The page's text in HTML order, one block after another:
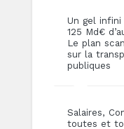
Un gel
125 Md€
Le plan
sur la
publiques
Salaires,
toutes et